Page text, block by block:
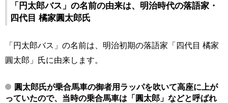
「円太郎バス」の名前の由来は、明治時代の落語家・
四代目 橘家圓太郎氏
「円太郎バス」の名前は、明治初期の落語家「四代目 橘家
圓太郎」氏に由来します。
圓太郎氏が乗合馬車の御者用ラッパを吹いて高座に上が
っていたので、当時の乗合馬車は「圓太郎」などと呼ばれ